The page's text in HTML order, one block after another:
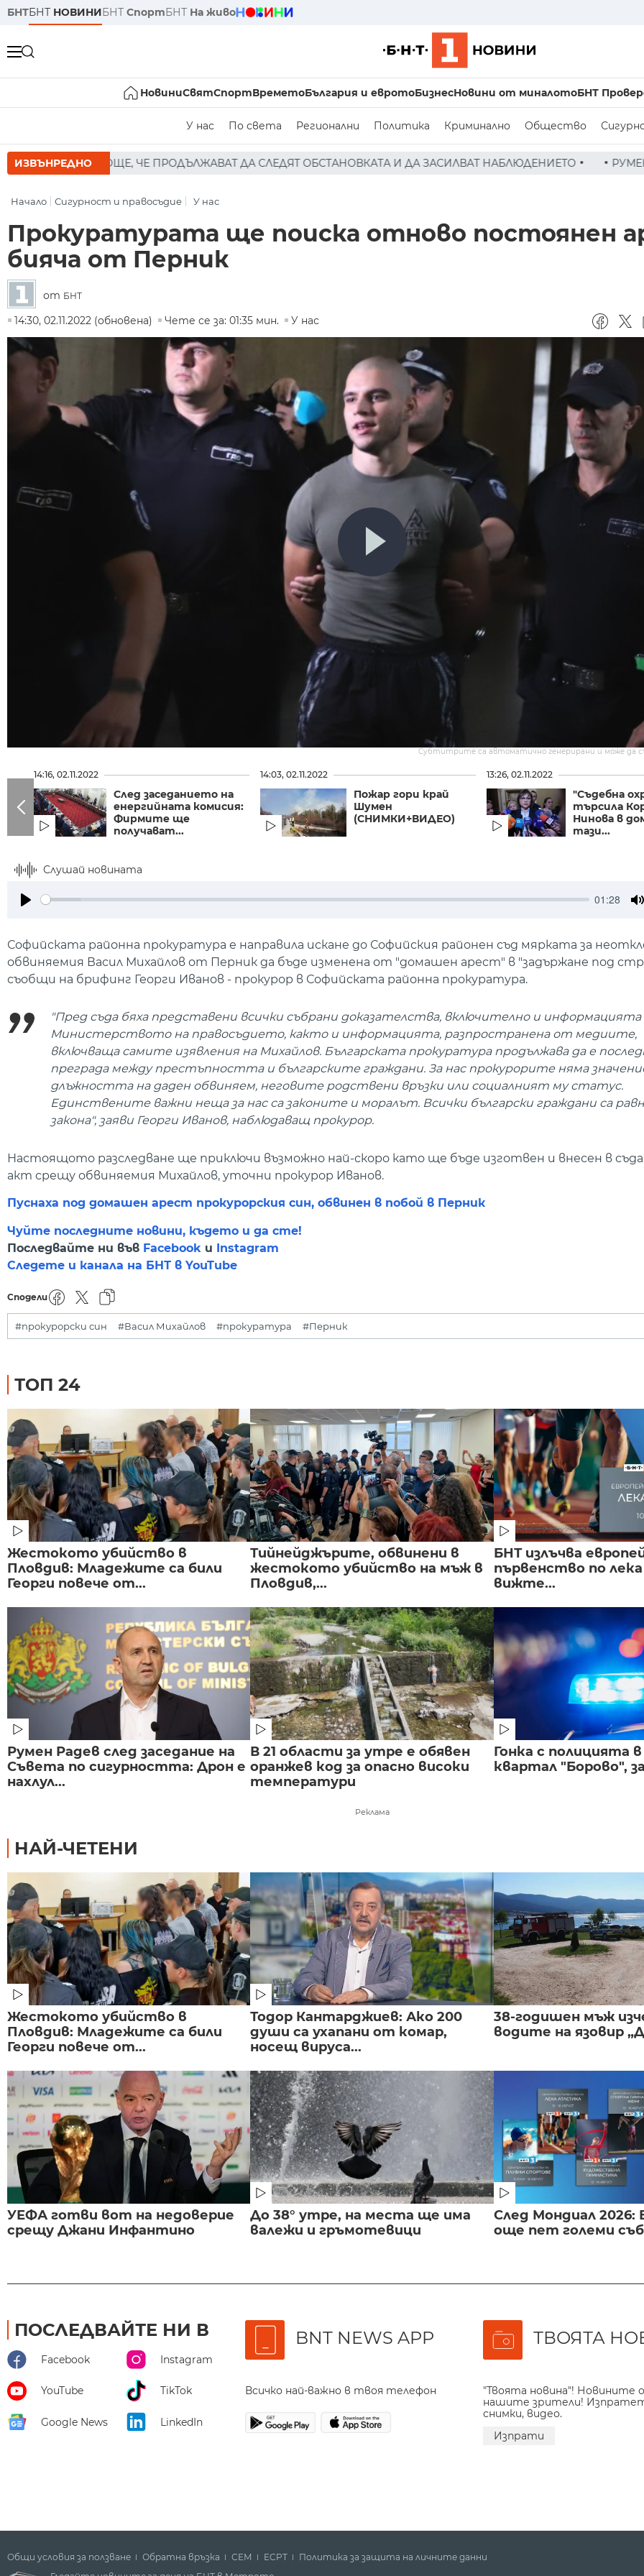
БНТБНТ НОВИНИБНТ СпортБНТ На живо
НовиниСвятСпортВреметоБългария и евротоБизнесНовини от миналотоБНТ
У нас По света Регионални Политика Криминално Общество
ИЗВЪНРЕДНО
ПРОДЪЛЖАВАТ ДА СЛЕДЯТ ОБСТАНОВКАТА И ДА ЗАСИЛВАТ НАБЛЮДЕНИЕТО РУМЕН РАДЕВ СЛЕД
Начало Сигурност и правосъдие У нас
Прокуратурата ще поиска отново постоянен
бияча от Перник
от БНТ
14:30, 02.11.2022 (обновена)
Чете се за: 01:35 мин. У нас
Субтитрите са автоматично генерирани и може да
14:16, 02.11.2022
След заседанието на
енергийната комисия:
Фирмите ще
получават...
14:03, 02.11.2022
Пожар гори край
Шумен
(СНИМКИ+ВИДЕО)
13:26, 02.11.2022
"Съдебна
търсила
Нинова в
тази...
Слушай новината
01:28
Софийската районна прокуратура е направила искане до Софийския районен съд мярката за
обвиняемия Васил Михайлов от Перник да бъде изменена от "домашен арест" в "задържане под
съобщи на брифинг Георги Иванов - прокурор в Софийската районна прокуратура.
"Пред съда бяха представени всички събрани доказателства, включително и
Министерството на правосъдието, както и информацията, разпространена от медиите,
включваща самите изявления на Михайлов. Българската прокуратура продължава да е
преграда между престъпността и българските граждани. За нас прокурорите няма
длъжността на даден обвиняем, неговите родствени връзки или социалният му статус.
Единствените важни неща за нас са законите и моралът. Всички български граждани са
закона", заяви Георги Иванов, наблюдаващ прокурор.
Настоящото разследване ще приключи възможно най-скоро като ще бъде изготвен и внесен в
акт срещу обвиняемия Михайлов, уточни прокурор Иванов.
Пуснаха под домашен арест прокурорския син, обвинен в побой в Перник
Чуйте последните новини, където и да сте!
Последвайте ни във Facebook и Instagram
Следете и канала на БНТ в YouTube
Сподели
#прокурорски син #Васил Михайлов #прокуратура #Перник
ТОП 24
Жестокото убийство в
Пловдив: Младежите са били
Георги повече от...
Тийнейджърите, обвинени в
жестокото убийство на мъж в
Пловдив,...
БНТ излъчва
първенство по
вижте...
Румен Радев след заседание на
Съвета по сигурността: Дрон е
нахлул...
В 21 области за утре е обявен
оранжев код за опасно високи
температури
Гонка с полицията
квартал "Борово",
Реклама
НАЙ-ЧЕТЕНИ
Жестокото убийство в
Пловдив: Младежите са били
Георги повече от...
Тодор Кантарджиев: Ако 200
души са ухапани от комар,
носещ вируса...
38-годишен мъж
водите на язовир
УЕФА готви вот на недоверие
срещу Джани Инфантино
До 38° утре, на места ще има
валежи и гръмотевици
След Мондиал 2026:
още пет големи
ПОСЛЕДВАЙТЕ НИ В
Facebook Instagram
YouTube TikTok
Google News LinkedIn
BNT NEWS APP
Всичко най-важно в твоя телефон
ТВОЯТА
"Твоята новина"! Новините
нашите зрители!
снимки, видео.
Изпрати
Общи условия за ползване Обратна връзка СЕМ ECPT Политика за защита на личните данни